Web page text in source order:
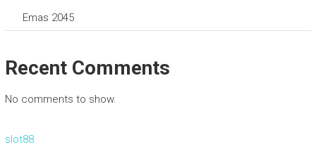
Emas 2045
Recent Comments
No comments to show.
slot88